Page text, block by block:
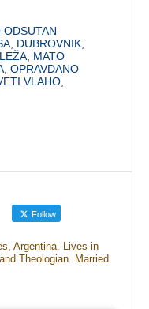
ODSUTAN
DUBROVNIK
MATO
,OPRAVDANO
VLAHO
Follow
Argentina. Lives in
Theologian. Married.